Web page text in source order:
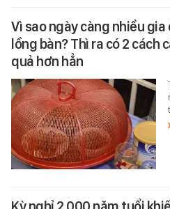
Vì sao ngày càng nhiều
lồng bàn? Thì ra có 2 cách
quả hơn hẳn